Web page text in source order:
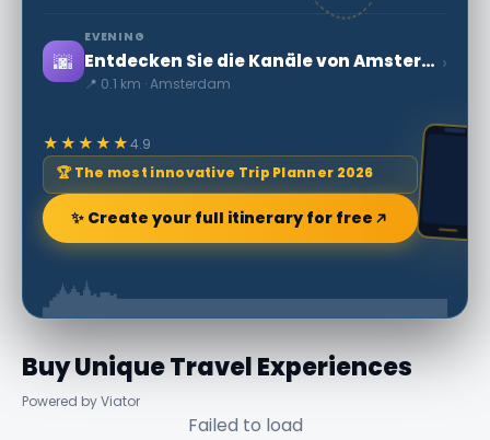
🌆
EVENING
Entdecken Sie die Kanäle von Amsterdam: Eine Reise durch Geschichte und Kultur
📍 0.1 km · Amsterdam
›
★★★★★4.9
🏆 The most innovative Trip Planner 2026
✨ Create your full itinerary for free
Buy Unique Travel Experiences
Powered by Viator
Failed to load